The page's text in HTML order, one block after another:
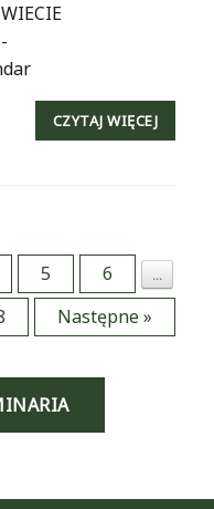
CZYTAJ WIĘCEJ
5 6 …
Następne »